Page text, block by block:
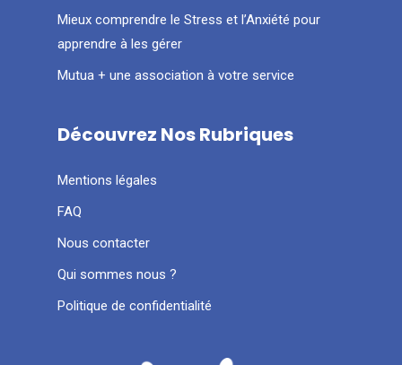
Mieux comprendre le Stress et l’Anxiété pour
apprendre à les gérer
Mutua + une association à votre service
Découvrez Nos Rubriques
Mentions légales
FAQ
Nous contacter
Qui sommes nous ?
Politique de confidentialité